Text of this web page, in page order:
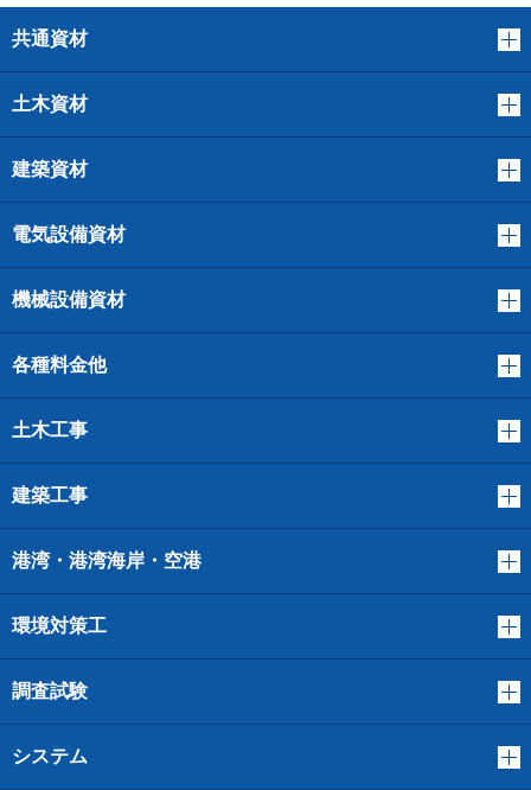
共通資材
土木資材
建築資材
電気設備資材
機械設備資材
各種料金他
土木工事
建築工事
港湾・港湾海岸・空港
環境対策工
調査試験
システム